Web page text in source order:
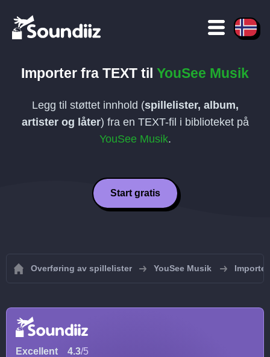
Importer fra TEXT til YouSee Musik
Legg til støttet innhold (spillelister, album,
artister og låter) fra en TEXT-fil i biblioteket på
YouSee Musik.
Start gratis
Overføring av spillelister YouSee Musik
Excellent 4.3/5